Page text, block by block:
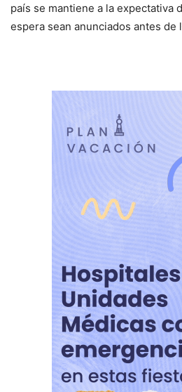
país se mantiene a la expectativa
espera sean anunciados antes de